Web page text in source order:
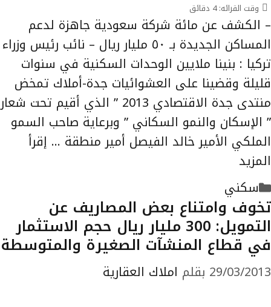
وقت القرائه:4 دقائق
– الكشف عن مائة شركة سعودية جاهزة لدعم
المساكن الجديدة بـ ٥٠ مليار ريال – نائب رئيس وزراء
تركيا : بنينا ملايين الوحدات السكنية في سنوات
قليلة وقضينا على العشوائيات جدة-أملاك تمخض
منتدى جدة الاقتصادي 2013 ” الذي أقيم تحت شعار
” الإسكان والنمو السكاني ” وبرعاية صاحب السمو
الملكي الأمير خالد الفيصل أمير منطقة … إقرأ
المزيد
التصنيفات
سكني
تخوف وامتناع بعض المصاريف عن
التمويل: 300 مليار ريال حجم الاستثمار
في قطاع المنشآت الصغيرة والمتوسطة
29/03/2013 بقلم املاك العقارية